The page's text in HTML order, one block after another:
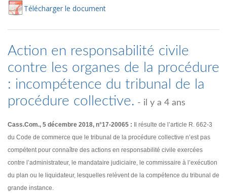
Télécharger le document
Action en responsabilité civile
contre les organes de la procédure
: incompétence du tribunal de la
procédure collective. - il y a 4 ans
Cass.Com., 5 décembre 2018, n°17-20065 :
Il résulte de l’article R. 662-3
du Code de commerce que le tribunal de la procédure collective n’est pas
compétent pour connaître des actions en responsabilité civile exercées
contre l’administrateur, le mandataire judiciaire, le commissaire à l’exécution
du plan ou le liquidateur, lesquelles relèvent de la compétence du tribunal de
grande instance.